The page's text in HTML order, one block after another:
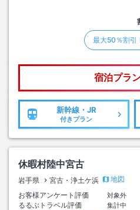
最大50％割引
宿泊プラ
新幹線・JR
付きプラン
休暇村陸中宮古
岩手県 宮古・浄土ケ浜
地図
お客様アンケート評価
対象外
るるぶトラベル評価
集計中